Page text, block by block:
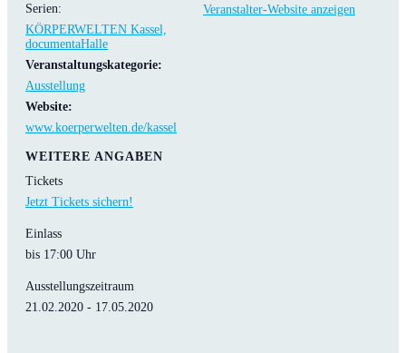
Serien:
KÖRPERWELTEN Kassel,
documentaHalle
Veranstaltungskategorie:
Ausstellung
Website:
www.koerperwelten.de/kassel
Veranstalter-Website anzeigen
WEITERE ANGABEN
Tickets
Jetzt Tickets sichern!
Einlass
bis 17:00 Uhr
Ausstellungszeitraum
21.02.2020 - 17.05.2020